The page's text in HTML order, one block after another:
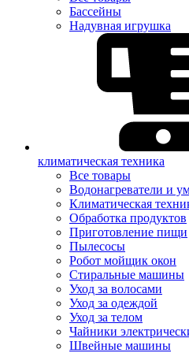
Бассейны
Надувная игрушка
климатическая техника
Все товары
Водонагреватели и
Климатическая
Обработка продуктов
Приготовление пищи
Пылесосы
Робот мойщик окон
Стиральные машины
Уход за волосами
Уход за одеждой
Уход за телом
Чайники
Швейные машины